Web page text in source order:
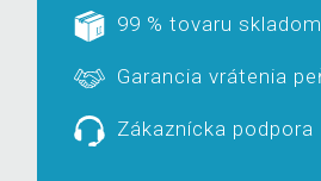
99 % tovaru skladom
Garancia vrátenia
Zákaznícka podpora